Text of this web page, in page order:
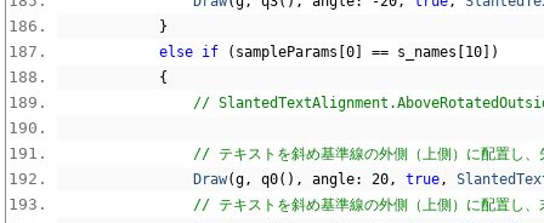
}
else if ( sampleParams 0 == s_names 10 ])
{
// SlantedTextAlignment.AboveRotatedOutside
// テキストを斜め基準線の外側（上側）に配置し
Draw(g, q0(), angle: 20, true,
// テキストを斜め基準線の外側（上側）に配置し